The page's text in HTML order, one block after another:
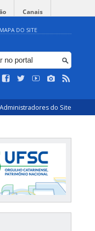
Canais
MAPA DO SITE
Administradores do Site